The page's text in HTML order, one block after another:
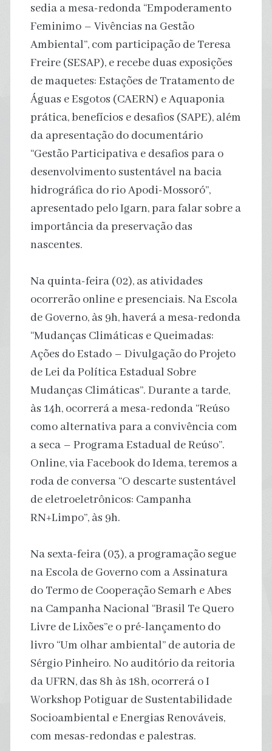
sedia a mesa-redonda “Empoderamento
Feminimo – Vivências na Gestão
Ambiental”, com participação de Teresa
Freire (SESAP), e recebe duas exposições
de maquetes: Estações de Tratamento de
Águas e Esgotos (CAERN) e Aquaponia
prática, benefícios e desafios (SAPE), além
da apresentação do documentário
“Gestão Participativa e desafios para o
desenvolvimento sustentável na bacia
hidrográfica do rio Apodi-Mossoró”,
apresentado pelo Igarn, para falar sobre a
importância da preservação das
nascentes.
Na quinta-feira (02), as atividades
ocorrerão online e presenciais. Na Escola
de Governo, às 9h, haverá a mesa-redonda
“Mudanças Climáticas e Queimadas:
Ações do Estado – Divulgação do Projeto
de Lei da Política Estadual Sobre
Mudanças Climáticas”. Durante a tarde,
às 14h, ocorrerá a mesa-redonda “Reúso
como alternativa para a convivência com
a seca – Programa Estadual de Reúso”.
Online, via Facebook do Idema, teremos a
roda de conversa “O descarte sustentável
de eletroeletrônicos: Campanha
RN+Limpo”, às 9h.
Na sexta-feira (03), a programação segue
na Escola de Governo com a Assinatura
do Termo de Cooperação Semarh e Abes
na Campanha Nacional “Brasil Te Quero
Livre de Lixões”e o pré-lançamento do
livro “Um olhar ambiental” de autoria de
Sérgio Pinheiro. No auditório da reitoria
da UFRN, das 8h às 18h, ocorrerá o I
Workshop Potiguar de Sustentabilidade
Socioambiental e Energias Renováveis,
com mesas-redondas e palestras.